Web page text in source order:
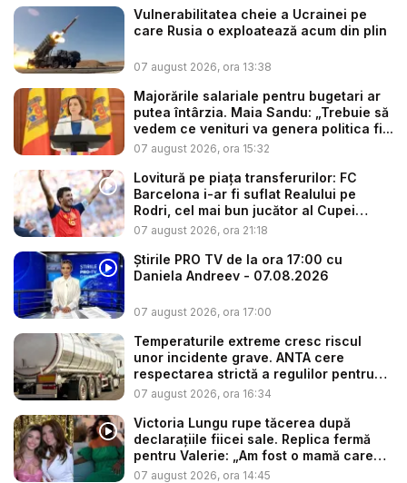
Vulnerabilitatea cheie a Ucrainei pe
care Rusia o exploatează acum din plin
07 august 2026, ora 13:38
Majorările salariale pentru bugetari ar
putea întârzia. Maia Sandu: „Trebuie să
vedem ce venituri va genera politica fi...
07 august 2026, ora 15:32
Lovitură pe piața transferurilor: FC
Barcelona i-ar fi suflat Realului pe
Rodri, cel mai bun jucător al Cupei
Mon...
07 august 2026, ora 21:18
Știrile PRO TV de la ora 17:00 cu
Daniela Andreev - 07.08.2026
07 august 2026, ora 17:00
Temperaturile extreme cresc riscul
unor incidente grave. ANTA cere
respectarea strictă a regulilor pentru
tr...
07 august 2026, ora 16:34
Victoria Lungu rupe tăcerea după
declarațiile fiicei sale. Replica fermă
pentru Valerie: „Am fost o mamă care
a...
07 august 2026, ora 14:45